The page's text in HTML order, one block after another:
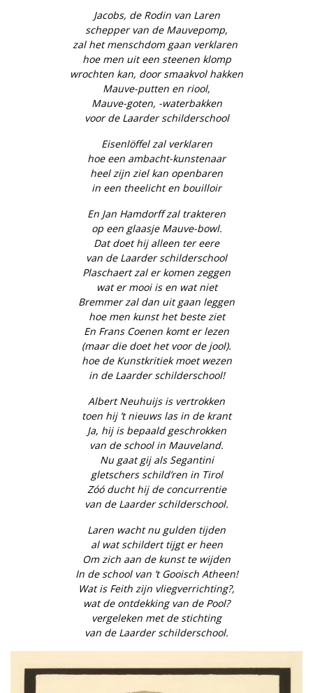
Jacobs, de Rodin van Laren
schepper van de Mauvepomp,
zal het menschdom gaan verklaren
hoe men uit een steenen klomp
wrochten kan, door smaakvol hakken
Mauve-putten en riool,
Mauve-goten, -waterbakken
voor de Laarder schilderschool
Eisenlöffel zal verklaren
hoe een ambacht-kunstenaar
heel zijn ziel kan openbaren
in een theelicht en bouilloir
En Jan Hamdorff zal trakteren
op een glaasje Mauve-bowl.
Dat doet hij alleen ter eere
van de Laarder schilderschool
Plaschaert zal er komen zeggen
wat er mooi is en wat niet
Bremmer zal dan uit gaan leggen
hoe men kunst het beste ziet
En Frans Coenen komt er lezen
(maar die doet het voor de jool).
hoe de Kunstkritiek moet wezen
in de Laarder schilderschool!
Albert Neuhuijs is vertrokken
toen hij ’t nieuws las in de krant
Ja, hij is bepaald geschrokken
van de school in Mauveland.
Nu gaat gij als Segantini
gletschers schild’ren in Tirol
Zóó ducht hij de concurrentie
van de Laarder schilderschool.
Laren wacht nu gulden tijden
al wat schildert tijgt er heen
Om zich aan de kunst te wijden
In de school van ’t Gooisch Atheen!
Wat is Feith zijn vliegverrichting?,
wat de ontdekking van de Pool?
vergeleken met de stichting
van de Laarder schilderschool.